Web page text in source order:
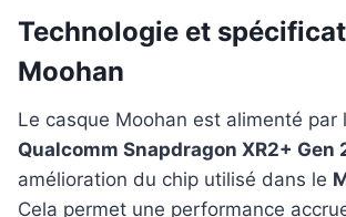
Technologie et
Moohan
Le casque Moohan est alimenté par
Qualcomm Snapdragon XR2+ Gen
amélioration du chip utilisé dans le
Cela permet une performance